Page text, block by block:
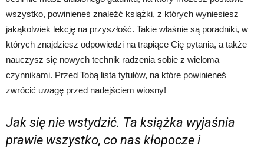
wszystko, powinieneś znaleźć książki, z których wyniesiesz
jakąkolwiek lekcję na przyszłość. Takie właśnie są poradniki, w
których znajdziesz odpowiedzi na trapiące Cię pytania, a także
nauczysz się nowych technik radzenia sobie z wieloma
czynnikami. Przed Tobą lista tytułów, na które powinieneś
zwrócić uwagę przed nadejściem wiosny!
Jak się nie wstydzić. Ta książka wyjaśnia
prawie wszystko, co nas kłopocze i